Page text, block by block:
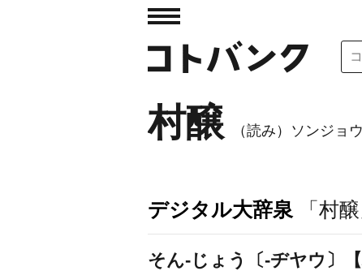
村醸 （読み）ソンジョウ
デジタル大辞泉 「村
そん‐じょう〔‐ヂヤウ〕【